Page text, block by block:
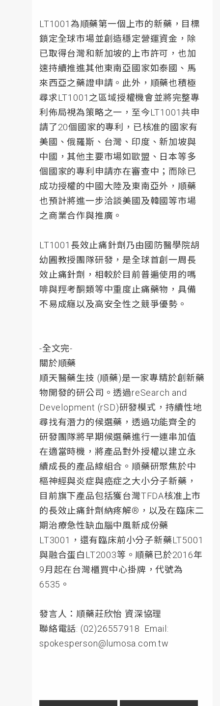
LT1001為順藥第一個上市的新藥，目標
鎖定全球市場並創造穩定營運資金，除
已取得台灣和新加坡的上市許可，也加
速持續推進其他東南亞國家如泰國、馬
來西亞之藥證申請。此外，順藥也積極
尋求LT1001之區域授權機會並將完整專
利佈局視為策略之一，至今LT1001共申
請了20個國家的專利，已核准的國家有
美國、俄羅斯、台灣、印度、新加坡與
中國，其他主要市場如歐盟、日本等多
個國家的專利申請亦在審查中；而除已
成功授權的中國大陸及東南亞外，順藥
也預計將進一步洽談美國及韓國等市場
之商業合作與推廣。
LT1001長效止痛針劑乃由國防醫學院胡
幼圃教授團隊研發，是全球首創一周長
效止痛針劑，相較於目前普遍使用的嗎
啡與羥考酮類等中重度止痛藥物，具備
不易成癮以及高安全性之競爭優勢。
-全文完-
關於順藥
順天醫藥生技 (順藥)是一家專精於創新藥
物開發的研公司。透過reSearch and
Development (rSD)研發模式，持續性地
尋找有潛力的候選藥，透過功能齊全的
研發團隊將早期候選藥進行一連串加值
在適當時機，將產品對外授權以建立永
續成長的產品線組合。順藥研聚焦於中
樞神經與炎症與癌症之大小分子新藥，
目前旗下產品包括獲台灣TFDA核准上市
的長效止痛針劑納疼解®，以及在臨床二
期治療急性缺血腦中風新成份藥
LT3001，還有臨床前小分子新藥LT5001
與融合蛋白LT2003等。順藥已於2016年
9月起在台灣櫃買中心掛牌，代號為
6535。
發言人：順藥莊欣怡 資深協理
聯絡電話: (02)26557918 Email:
spokesperson@lumosa.com.tw